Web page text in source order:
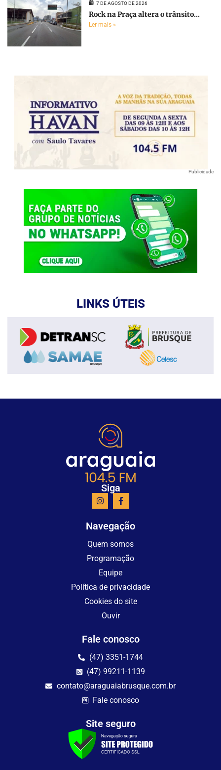
7 DE AGOSTO DE 2026
Rock na Praça altera o trânsito...
Ler mais »
Publicidade
LINKS ÚTEIS
Siga
Navegação
Quem somos
Programação
Equipe
Política de privacidade
Cookies do site
Ouvir
Fale conosco
(47) 3351-1744
(47) 99211-1139
contato@araguaiabrusque.com.br
Fale conosco
Site seguro